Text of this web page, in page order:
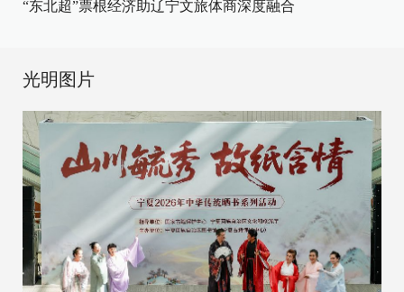
“东北超”票根经济助辽宁文旅体商深度融合
光明图片